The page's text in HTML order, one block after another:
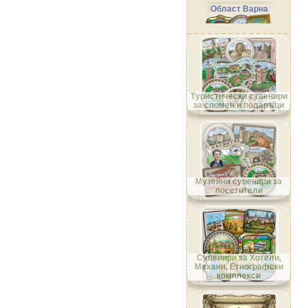
Област Варна
Област Велико Търново
Област Видин
Област Враца
Туристически сувенири
за спомен и подаръци
Музейни сувенири за
посетители
Сувенири за Хотели,
Механи, Етнографски
комплекси